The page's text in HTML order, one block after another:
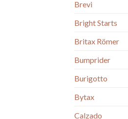
Brevi
Bright Starts
Britax Römer
Bumprider
Burigotto
Bytax
Calzado